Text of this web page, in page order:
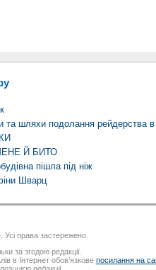
та шляхи подолання рейдерства в
Й БИТО
пішла під ніж
Шварц
права застережено.
за згодою редакції.
в Інтернет обов’язкове посилання на